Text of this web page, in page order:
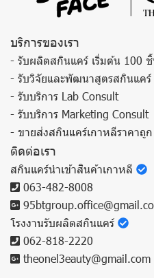
บริการของเรา
- รับผลิตสกินแคร์ เริ่มต้น 100
- รับวิจัยและพัฒนาสูตรสกินแคร์
- รับบริการ Lab Consult
- รับบริการ Marketing Consult
- ขายส่งสกินแคร์เกาหลีราคาถูก
ติดต่อเรา
สกินแคร์นำเข้าสินค้าเกาหลี
063-482-8008
โรงงานรับผลิตสกินแคร์
062-818-2220
theonel3eauty@gmail.com